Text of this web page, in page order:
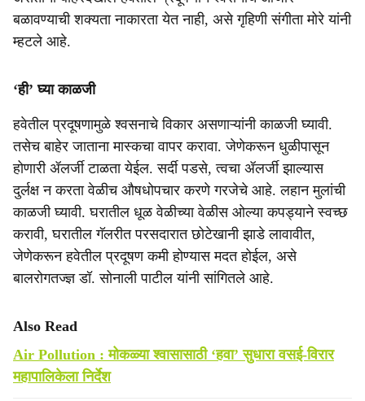
बळावण्याची शक्यता नाकारता येत नाही, असे गृहिणी संगीता मोरे यांनी
म्हटले आहे.
‘ही’ घ्या काळजी
हवेतील प्रदूषणामुळे श्वसनाचे विकार असणाऱ्यांनी काळजी घ्यावी.
तसेच बाहेर जाताना मास्कचा वापर करावा. जेणेकरून धुळीपासून
होणारी ॲलर्जी टाळता येईल. सर्दी पडसे, त्वचा ॲलर्जी झाल्यास
दुर्लक्ष न करता वेळीच औषधोपचार करणे गरजेचे आहे. लहान मुलांची
काळजी घ्यावी. घरातील धूळ वेळीच्या वेळीस ओल्या कपड्याने स्वच्छ
करावी, घरातील गॅलरीत परसदारात छोटेखानी झाडे लावावीत,
जेणेकरून हवेतील प्रदूषण कमी होण्यास मदत होईल, असे
बालरोगतज्ज्ञ डॉ. सोनाली पाटील यांनी सांगितले आहे.
Also Read
Air Pollution : मोकळ्या श्‍वासासाठी ‘हवा’ सुधारा वसई-विरार
महापालिकेला निर्देश